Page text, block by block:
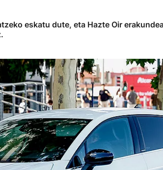
eskatu dute, eta Hazte Oir